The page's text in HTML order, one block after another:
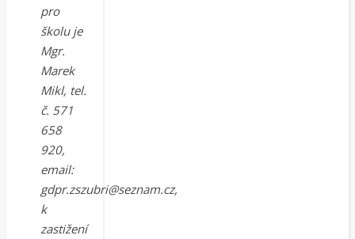
pro
školu je
Mgr.
Marek
Mikl, tel.
č. 571
658
920,
email:
gdpr.zszubri@seznam.cz,
k
zastižení